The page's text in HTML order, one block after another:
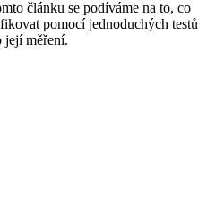
článku se podíváme na to, co
pomocí jednoduchých testů
její měření.